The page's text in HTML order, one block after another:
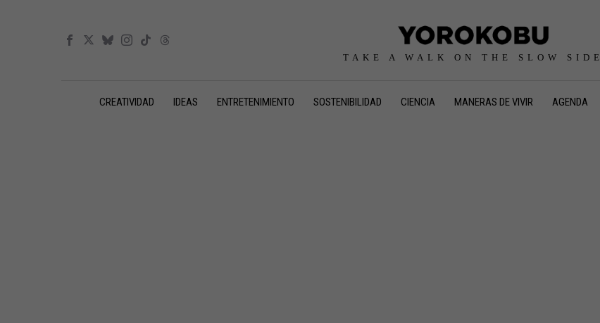
TAKE A WALK ON THE SLOW SIDE
CREATIVIDAD IDEAS ENTRETENIMIENTO SOSTENIBILIDAD CIENCIA MANERAS DE VIVIR AGENDA